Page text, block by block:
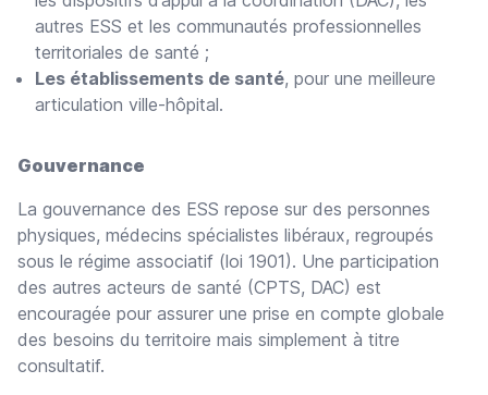
autres ESS et les communautés professionnelles
territoriales de santé ;
Les établissements de santé, pour une meilleure
articulation ville-hôpital.
Gouvernance
La gouvernance des ESS repose sur des personnes
physiques, médecins spécialistes libéraux, regroupés
sous le régime associatif (loi 1901). Une participation
des autres acteurs de santé (CPTS, DAC) est
encouragée pour assurer une prise en compte globale
des besoins du territoire mais simplement à titre
consultatif.